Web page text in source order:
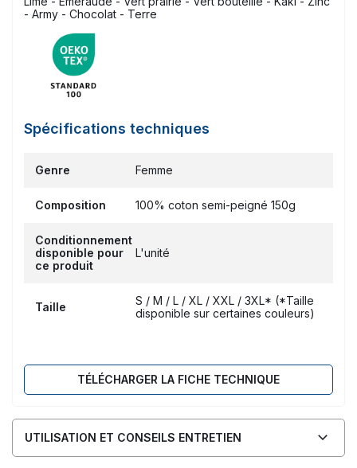
- Army - Chocolat - Terre
Spécifications techniques
Genre Femme
Composition 100% coton semi-peigné 150g
Conditionnement
disponible pour
ce produit
L'unité
Taille
S / M / L / XL / XXL / 3XL* (*Taille
disponible sur certaines couleurs)
TÉLÉCHARGER LA FICHE TECHNIQUE
UTILISATION ET CONSEILS ENTRETIEN